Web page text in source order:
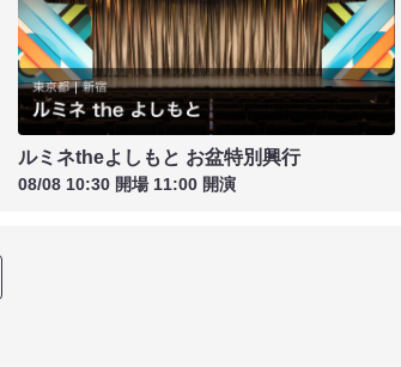
ルミネtheよしもと お盆特別興行
08/08 10:30 開場 11:00 開演